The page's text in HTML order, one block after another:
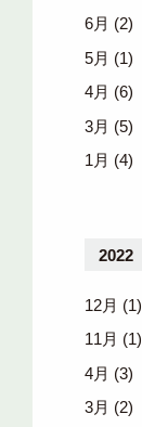
6月 (2)
5月 (1)
4月 (6)
3月 (5)
1月 (4)
2022
12月 (1)
11月 (1)
4月 (3)
3月 (2)